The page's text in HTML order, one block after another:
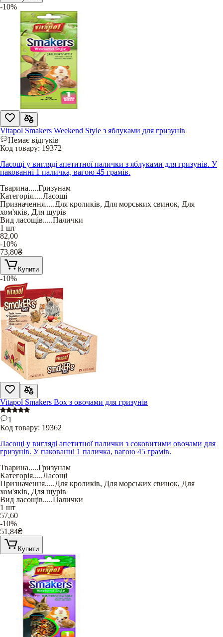
-10%
Vitapol Smakers Weekend Style з яблуками для гризунів
Немає відгуків
Код товару: 19372
Ласощі у вигляді апетитної палички з яблуками для гризунів. У
пакованні 1 паличка, вагою 45 грамів.
Тварина.....Гризунам
Категорія.....Ласощі
Призначення.....Для кроликів, Для морських свинок, Для
хом'яків, Для щурів
Вид ласощів.....Палички
1 шт
82,00
-10%
73,80₴
Купити
-10%
Vitapol Smakers Box з овочами для гризунів
1
Код товару: 19362
Ласощі у вигляді апетитної палички з соковитими овочами для
гризунів. У пакованні 1 паличка, вагою 45 грамів.
Тварина.....Гризунам
Категорія.....Ласощі
Призначення.....Для кроликів, Для морських свинок, Для
хом'яків, Для щурів
Вид ласощів.....Палички
1 шт
57,60
-10%
51,84₴
Купити